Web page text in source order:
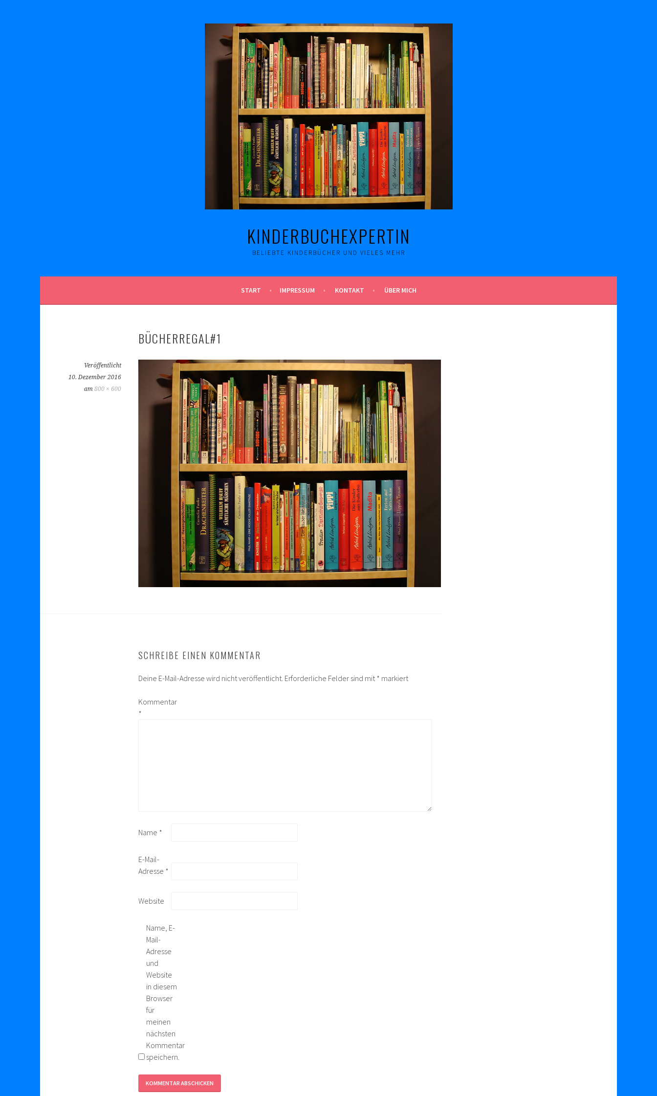
KINDERBUCHEXPERTIN
BELIEBTE KINDERBÜCHER UND VIELES MEHR
START IMPRESSUM KONTAKT ÜBER MICH
BÜCHERREGAL#1
Veröffentlicht
10. Dezember 2016
am 800 × 600
SCHREIBE EINEN KOMMENTAR
Deine E-Mail-Adresse wird nicht veröffentlicht. Erforderliche Felder sind mit* markiert
Kommentar
*
Name *
E-Mail-
Adresse *
Website
Name, E-
Mail-
Adresse
und
Website
in diesem
Browser
für
meinen
nächsten
Kommentar
speichern.